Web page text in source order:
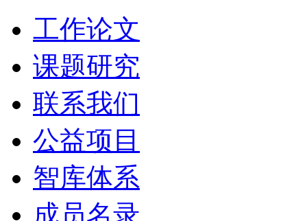
工作论文
课题研究
联系我们
公益项目
智库体系
成员名录